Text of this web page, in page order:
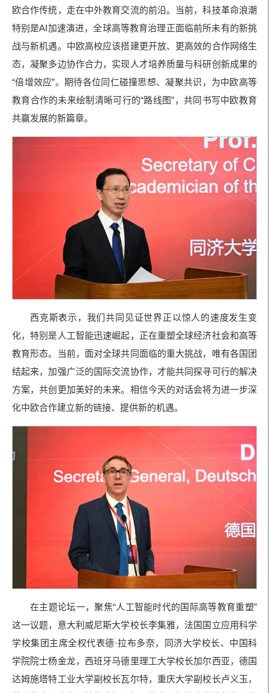
欧合作传统，走在中外教育交流的前沿。当前，科技革命浪潮
特别是AI加速演进，全球高等教育治理正面临前所未有的新挑
战与新机遇。中欧高校应该搭建更开放、更高效的合作网络生
态，凝聚多边协作合力，实现人才培养质量与科研创新成果的
“倍增效应”。期待各位同仁碰撞思想、凝聚共识，为中欧高等
教育合作的未来绘制清晰可行的“路线图”，共同书写中欧教育
共赢发展的新篇章。
西克斯表示，我们共同见证世界正以惊人的速度发生变
化，特别是人工智能迅速崛起，正在重塑全球经济社会和高等
教育形态。当前，面对全球共同面临的重大挑战，唯有各国团
结起来，加强广泛的国际交流协作，才能共同探寻可行的解决
方案，共创更加美好的未来。相信今天的对话会将为进一步深
化中欧合作建立新的链接、提供新的机遇。
在主题论坛一，聚焦“人工智能时代的国际高等教育重塑”
这一议题，意大利威尼斯大学校长李集雅，法国国立应用科学
学校集团主席全权代表德·拉布多奈，同济大学校长、中国科
学院院士杨金龙，西班牙马德里理工大学校长加尔西亚，德国
达姆施塔特工业大学副校长瓦尔特，重庆大学副校长卢义玉，